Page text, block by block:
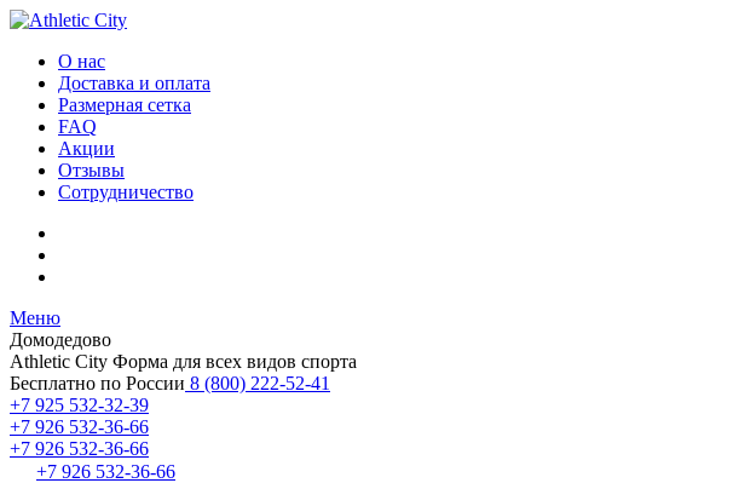
О нас
Доставка и оплата
Размерная сетка
FAQ
Акции
Отзывы
Сотрудничество
Меню
Домодедово
Athletic City Форма для всех видов спорта
Бесплатно по России 8 (800) 222-52-41
+7 925 532-32-39
+7 926 532-36-66
+7 926 532-36-66
+7 926 532-36-66